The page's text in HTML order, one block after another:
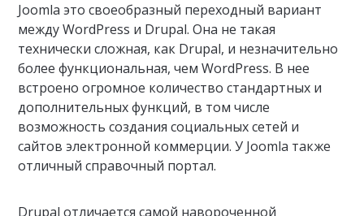
Joomla это своеобразный переходный вариант
между WordPress и Drupal. Она не такая
технически сложная, как Drupal, и незначительно
более функциональная, чем WordPress. В нее
встроено огромное количество стандартных и
дополнительных функций, в том числе
возможность создания социальных сетей и
сайтов электронной коммерции. У Joomla также
отличный справочный портал.
Drupal отличается самой навороченной